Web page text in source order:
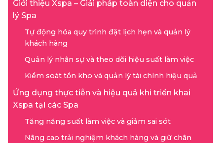
Giới thiệu Xspa – Giải pháp toàn diện cho quản
lý Spa
Tự động hóa quy trình đặt lịch hẹn và quản lý
khách hàng
Quản lý nhân sự và theo dõi hiệu suất làm việc
Kiểm soát tồn kho và quản lý tài chính hiệu quả
Ứng dụng thực tiễn và hiệu quả khi triển khai
Xspa tại các Spa
Tăng năng suất làm việc và giảm sai sót
Nâng cao trải nghiệm khách hàng và giữ chân